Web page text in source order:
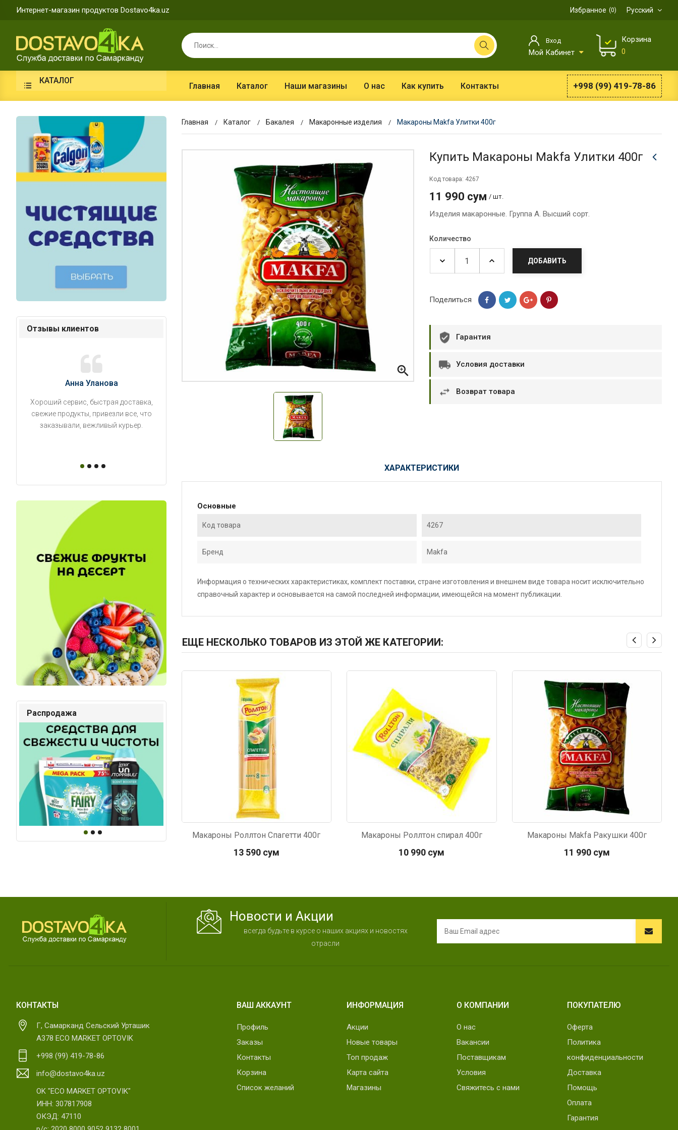
Интернет-магазин продуктов Dostavo4ka.uz Русский
Избранное 0
Вход
Мой Кабинет
Корзина
0
КАТАЛОГ
Главная Каталог Наши магазины О нас Как купить Контакты +998 (99) 419-78-86
Отзывы клиентов
Анна Уланова
Хороший сервис, быстрая доставка,
свежие продукты, привезли все, что
заказывали, вежливый курьер.
Александр П. Ольга Кузяева
Лежу в больнице, сделала заказ, все
привезли раньше назначенного
времени. Курьер Анвар, спасибо ему!
Распродажа
Главная Каталог Бакалея Макаронные изделия Макароны Makfa Улитки 400г

Купить Макароны Makfa Улитки 400г
Код товара: 4267
11 990 сум / шт.
Изделия макаронные. Группа А. Высший сорт.
Количество
ДОБАВИТЬ
Поделиться
Гарантия
Условия доставки
Возврат товара
ХАРАКТЕРИСТИКИ
Основные
Код товара 4267
Бренд Makfa
Информация о технических характеристиках, комплект поставки, стране изготовления и внешнем виде товара носит исключительно
справочный характер и основывается на самой последней информации, имеющейся на момент публикации.
ЕЩЕ НЕСКОЛЬКО ТОВАРОВ ИЗ ЭТОЙ ЖЕ КАТЕГОРИИ:
Код: 2528
Макароны Роллтон Спагетти 400г
13 590 сум
Макароны Роллтон спирал 400г
10 990 сум
Макароны Makfa Ракушки 400г
11 990 сум
Код: 5394
Новости и Акции
всегда будьте в курсе о наших акциях и новостях
отрасли
КОНТАКТЫ
Г, Самарканд Сельский Урташик
А378 ECO MARKET OPTOVIK
+998 (99) 419-78-86
info@dostavo4ka.uz
OK "ECO MARKET OPTOVIK"
ИНН: 307817908
ОКЭД: 47110
ВАШ АККАУНТ
Профиль
Заказы
Контакты
Корзина
Список желаний
ИНФОРМАЦИЯ
Акции
Новые товары
Топ продаж
Карта сайта
Магазины
О КОМПАНИИ
О нас
Вакансии
Поставщикам
Условия
Свяжитесь с нами
ПОКУПАТЕЛЮ
Оферта
Политика
конфиденциальности
Доставка
Помощь
Оплата
Гарантия